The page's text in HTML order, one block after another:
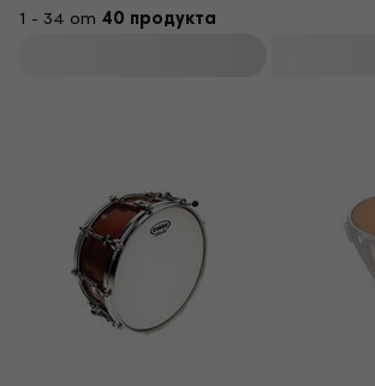
1 - 34 от 40 продукта